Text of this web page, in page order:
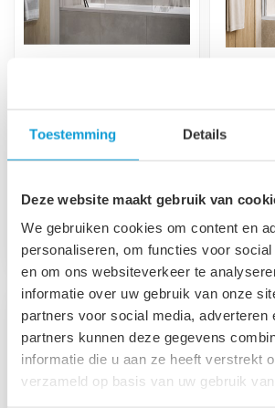
Toestemming Details
Deze website maakt gebruik van
We gebruiken cookies om content en
personaliseren, om functies voor
en om ons websiteverkeer te
informatie over uw gebruik van onze
partners voor social media, adverteren
partners kunnen deze gegevens
informatie die u aan ze heeft verstrekt
verzameld op basis van uw gebruik
Gemaakt van 5mm
veiligheidsglas met anti kalk
behandeling. Volledig weg
Niet op voorraad
140
€129,00
-22% -13%